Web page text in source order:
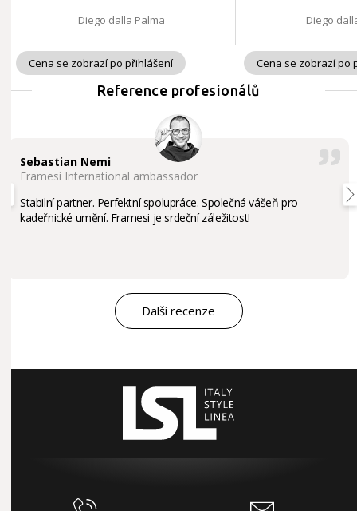
Diego dalla Palma
Cena se zobrazí po přihlášení
Diego
Cena se zobrazí po
Reference profesionálů
Sebastian Nemi
Framesi International ambassador
Stabilní partner. Perfektní spolupráce. Společná vášeň pro
kadeřnické umění. Framesi je srdeční záležitost!
Další recenze